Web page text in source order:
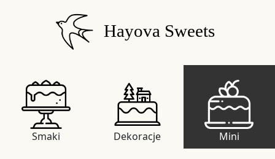
Hayova Sweets
Smaki Dekoracje Mini